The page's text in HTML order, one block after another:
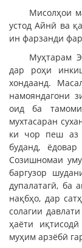
Мисолҳои
устод Айнӣ ва
ин фарзанди
Муҳтарам
дар роҳи
хондаанд.
намояндагони
оид ба
мухтасаран
ки чор пеш аз
буданд,
Созишномаи
баргузор
дупалатагӣ, ба
нақбҳо, дар
солагии
ҳаёти
муҳим арзёбӣ